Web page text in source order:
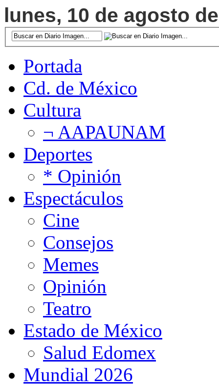
lunes, 10 de agosto
Portada
Cd. de México
Cultura
¬ AAPAUNAM
Deportes
* Opinión
Espectáculos
Cine
Consejos
Memes
Opinión
Teatro
Estado de México
Salud Edomex
Mundial 2026